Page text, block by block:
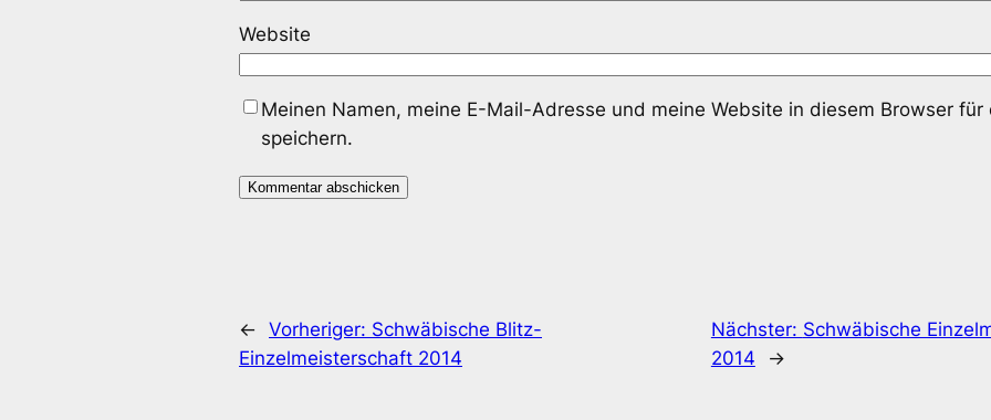
Website
Meinen Namen, meine E-Mail-Adresse und meine Website in diesem Browser
speichern.
← Vorheriger: Schwäbische Blitz-
Einzelmeisterschaft 2014
Nächster: Schwäbische
2014
→